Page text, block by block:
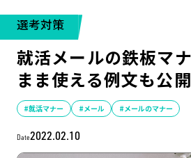
企業まる見え！特捜
みんなが知らない企業の裏側を
インタツアー活動
インタツアーを使ってどうだっ
社会人インタビュー
社会人になった今、就活を振り
学生就活ブログ
選考対策
就活メールの鉄板マ
まま使える例文も公開
#就活マナー #メール #メールのマナー
Date2022.02.10